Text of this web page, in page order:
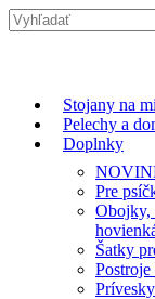
Stojany na
Pelechy a
Doplnky
Pre
Obojky,
Šatky
-12%